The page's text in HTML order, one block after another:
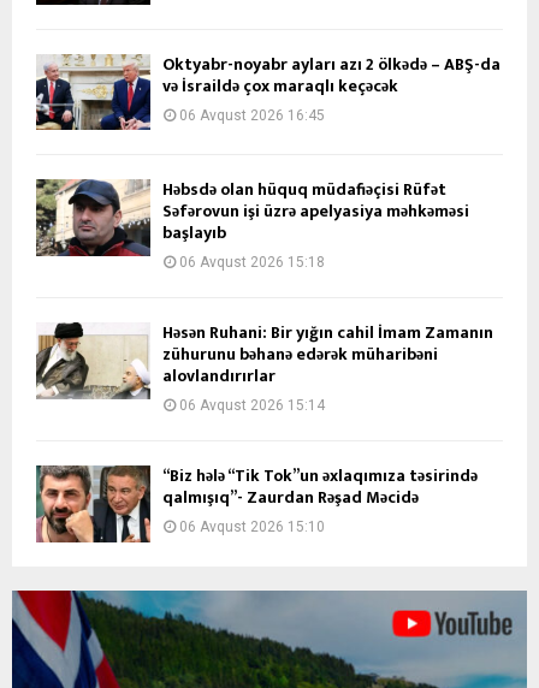
Oktyabr-noyabr ayları azı 2 ölkədə – ABŞ-da
və İsraildə çox maraqlı keçəcək
06 Avqust 2026 16:45
Həbsdə olan hüquq müdafiəçisi Rüfət
Səfərovun işi üzrə apelyasiya məhkəməsi
başlayıb
06 Avqust 2026 15:18
Həsən Ruhani: Bir yığın cahil İmam Zamanın
zühurunu bəhanə edərək müharibəni
alovlandırırlar
06 Avqust 2026 15:14
“Biz hələ “Tik Tok”un əxlaqımıza təsirində
qalmışıq”- Zaurdan Rəşad Məcidə
06 Avqust 2026 15:10